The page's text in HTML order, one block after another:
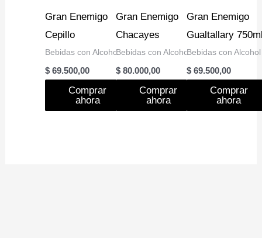
Gran Enemigo
Cepillo
Bebidas con Alcohol
$ 69.500,00
Comprar
ahora
Gran Enemigo
Chacayes
Bebidas con Alcohol
$ 80.000,00
Comprar
ahora
Gran Enemigo
Gualtallary
Bebidas con Alcohol
$69.500,00
Comprar
ahora